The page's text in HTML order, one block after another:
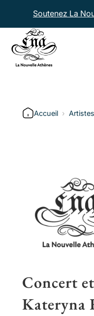
Soutenez La
Accueil › Artistes
Concert
Kateryna